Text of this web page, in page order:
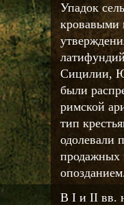
Упадок
кровавыми
Сицилии,
были
римской
тип
одолевали
продажных
В I и II вв.